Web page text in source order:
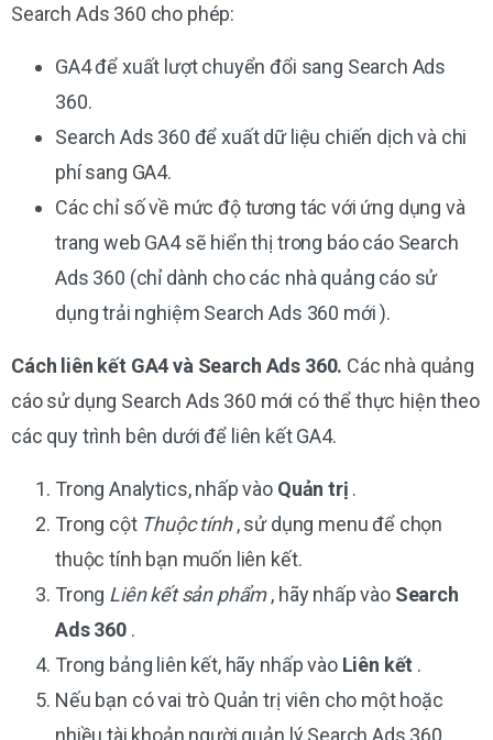
Search Ads 360 cho phép:
GA4 để xuất lượt chuyển đổi sang Search Ads
360.
Search Ads 360 để xuất dữ liệu chiến dịch và chi
phí sang GA4.
Các chỉ số về mức độ tương tác với ứng dụng và
trang web GA4 sẽ hiển thị trong báo cáo Search
Ads 360 (chỉ dành cho các nhà quảng cáo sử
dụng trải nghiệm Search Ads 360 mới ).
Cách liên kết GA4 và Search Ads 360. Các nhà quảng
cáo sử dụng Search Ads 360 mới có thể thực hiện theo
các quy trình bên dưới để liên kết GA4.
Trong Analytics, nhấp vào Quản trị .
Trong cột Thuộc tính, sử dụng menu để chọn
thuộc tính bạn muốn liên kết.
Trong Liên kết sản phẩm, hãy nhấp vào Search
Ads 360.
Trong bảng liên kết, hãy nhấp vào Liên kết .
Nếu bạn có vai trò Quản trị viên cho một hoặc
nhiều tài khoản người quản lý Search Ads 360,